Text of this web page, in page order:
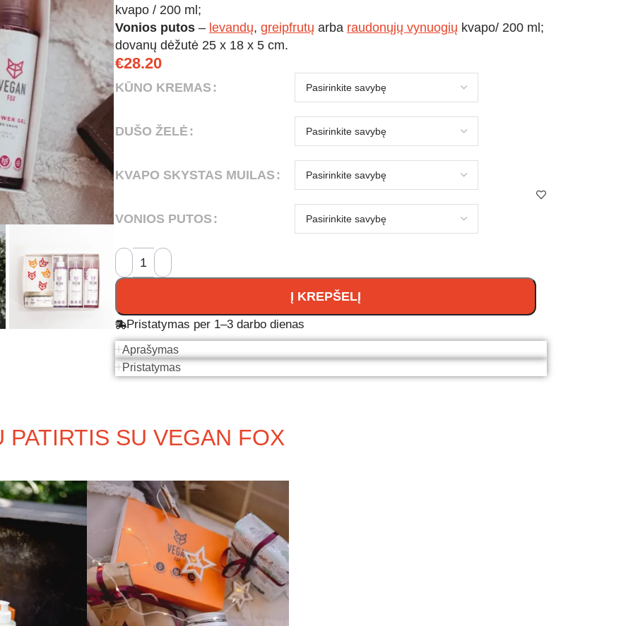
kvapo / 200 ml;
Vonios putos – levandų, greipfrutų arba raudonųjų vynuogių kvapo/ 200 ml;
dovanų dėžutė 25 x 18 x 5 cm.
€28.20
KŪNO KREMAS
DUŠO ŽELĖ
KVAPO SKYSTAS MUILAS
VONIOS PUTOS
Į KREPŠELĮ
Pristatymas per 1–3 darbo dienas
Aprašymas
Pristatymas
PATIRTIS SU VEGAN FOX